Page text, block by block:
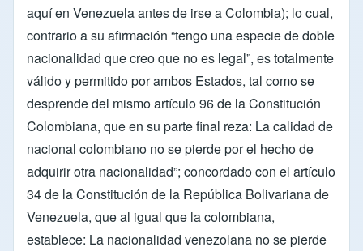
aquí en Venezuela antes de irse a Colombia); lo cual,
contrario a su afirmación “tengo una especie de doble
nacionalidad que creo que no es legal”, es totalmente
válido y permitido por ambos Estados, tal como se
desprende del mismo artículo 96 de la Constitución
Colombiana, que en su parte final reza: La calidad de
nacional colombiano no se pierde por el hecho de
adquirir otra nacionalidad”; concordado con el artículo
34 de la Constitución de la República Bolivariana de
Venezuela, que al igual que la colombiana,
establece: La nacionalidad venezolana no se pierde